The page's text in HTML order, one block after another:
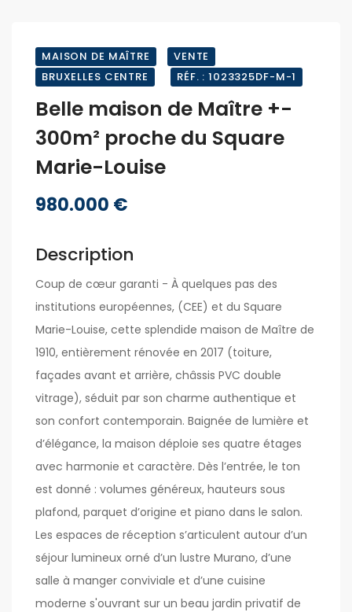
MAISON DE MAÎTRE
VENTE
BRUXELLES CENTRE
RÉF. : 1023325DF-M-1
Belle maison de Maître +-
300m² proche du Square
Marie-Louise
980.000 €
Description
Coup de cœur garanti - À quelques pas des
institutions européennes, (CEE) et du Square
Marie-Louise, cette splendide maison de Maître de
1910, entièrement rénovée en 2017 (toiture,
façades avant et arrière, châssis PVC double
vitrage), séduit par son charme authentique et
son confort contemporain. Baignée de lumière et
d’élégance, la maison déploie ses quatre étages
avec harmonie et caractère. Dès l’entrée, le ton
est donné : volumes généreux, hauteurs sous
plafond, parquet d’origine et piano dans le salon.
Les espaces de réception s’articulent autour d’un
séjour lumineux orné d’un lustre Murano, d’une
salle à manger conviviale et d’une cuisine
moderne s'ouvrant sur un beau jardin privatif de